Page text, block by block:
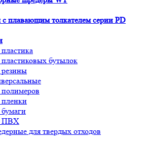
плавающим толкателем серии PD
пластиковых бутылок
резины
полимеров
пленки
бумаги
ПВХ
для твердых отходов